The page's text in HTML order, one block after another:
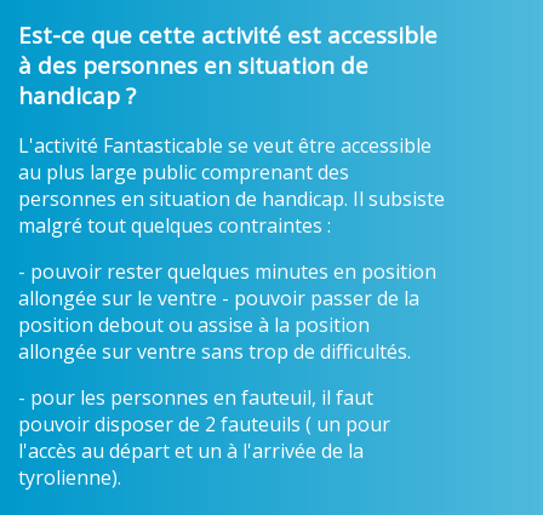
Est-ce que cette activité est accessible
à des personnes en situation de
handicap ?
L'activité Fantasticable se veut être accessible
au plus large public comprenant des
personnes en situation de handicap. Il subsiste
malgré tout quelques contraintes :
- pouvoir rester quelques minutes en position
allongée sur le ventre - pouvoir passer de la
position debout ou assise à la position
allongée sur ventre sans trop de difficultés.
- pour les personnes en fauteuil, il faut
pouvoir disposer de 2 fauteuils ( un pour
l'accès au départ et un à l'arrivée de la
tyrolienne).